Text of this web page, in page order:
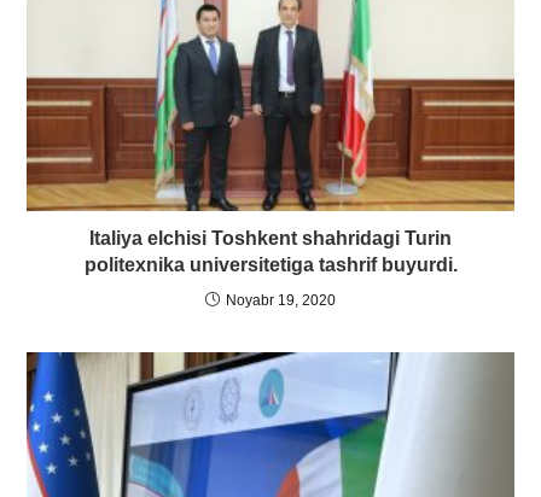
Italiya elchisi Toshkent shahridagi Turin
politexnika universitetiga tashrif buyurdi.
Noyabr 19, 2020